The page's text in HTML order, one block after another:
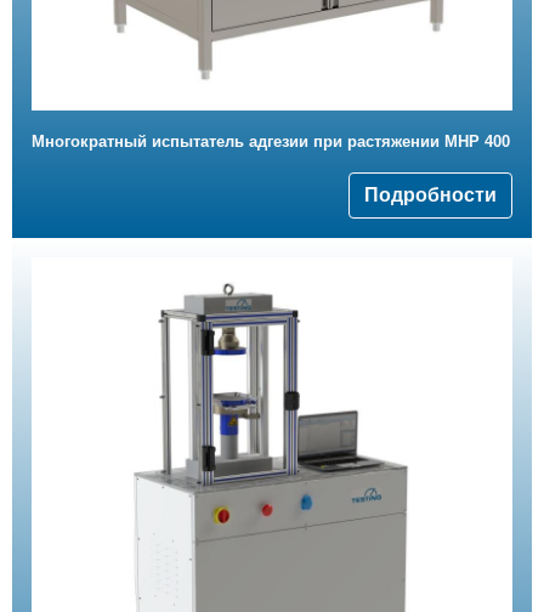
Многократный испытатель адгезии при растяжении MHP 400
Подробности